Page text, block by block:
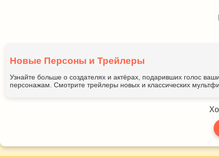
Новые Персоны и Трейлеры
Узнайте больше о создателях и актёрах, подаривших голос
персонажам. Смотрите трейлеры новых и классических